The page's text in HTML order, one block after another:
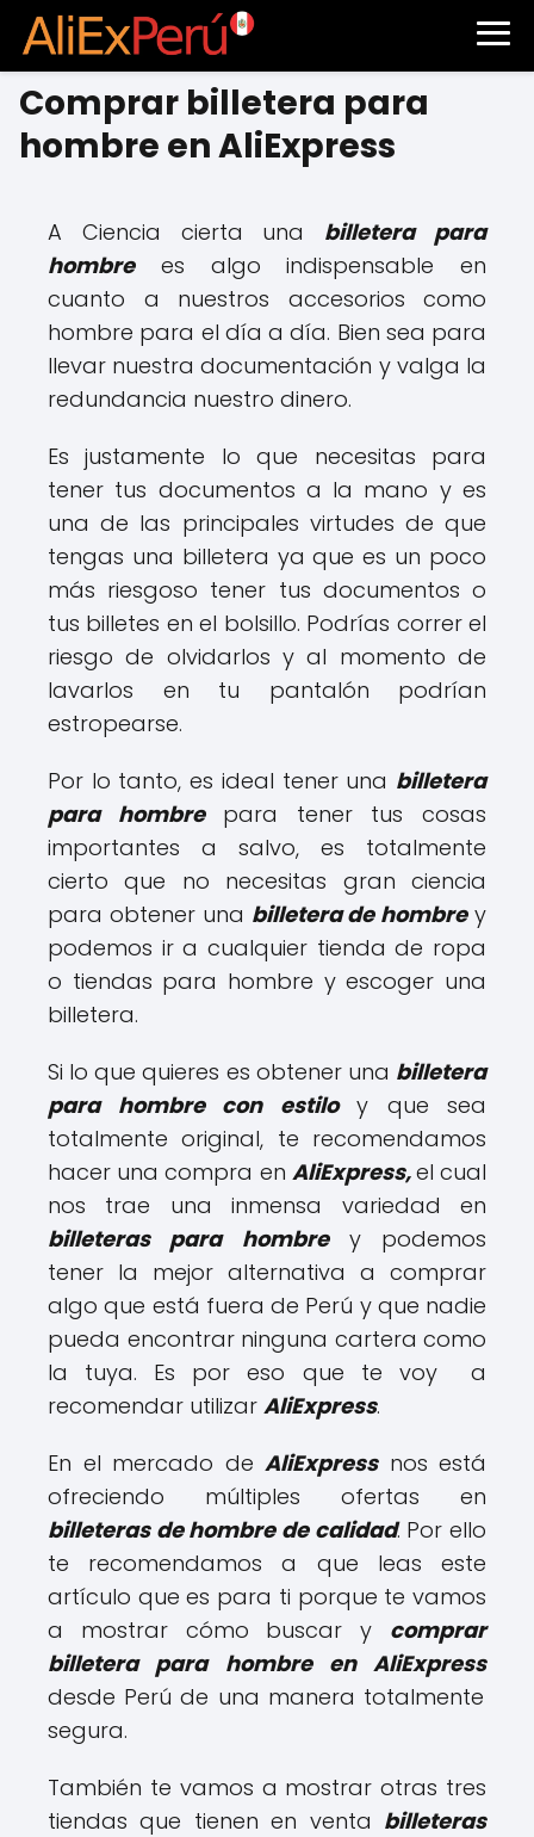
Comprar billetera para
hombre en AliExpress
A Ciencia cierta una billetera para
hombrees algo indispensable en
cuanto a nuestros accesorios como
hombre para el día a día. Bien sea para
llevar nuestra documentación y valga la
redundancia nuestro dinero.
Es justamente lo que necesitas para
tener tus documentos a la mano y es
una de las principales virtudes de que
tengas una billetera ya que es un poco
más riesgoso tener tus documentos o
tus billetes en el bolsillo. Podrías correr el
riesgo de olvidarlos y al momento de
lavarlos en tu pantalón podrían
estropearse.
Por lo tanto, es ideal tener una billetera
para hombrepara tener tus cosas
importantes a salvo, es totalmente
cierto que no necesitas gran ciencia
para obtener una billetera de hombre y
podemos ir a cualquier tienda de ropa
o tiendas para hombre y escoger una
billetera.
Si lo que quieres es obtener una billetera
para hombre con estilo
y que sea
totalmente original, te recomendamos
hacer una compra en AliExpress,el cual
nos trae una inmensa variedad en
billeteras para hombrey podemos
tener la mejor alternativa a comprar
algo que está fuera de Perú y que nadie
pueda encontrar ninguna cartera como
la tuya. Es por eso que te voy a
recomendar utilizar AliExpress.
En el mercado de AliExpressnos está
ofreciendo múltiples ofertas en
billeteras de hombre de calidad. Por ello
te recomendamos a que leas este
artículo que es para ti porque te vamos
a mostrar cómo buscar y comprar
billetera para hombre en AliExpress
desde Perú de una manera totalmente
segura.
También te vamos a mostrar otras tres
tiendas que tienen en venta billeteras